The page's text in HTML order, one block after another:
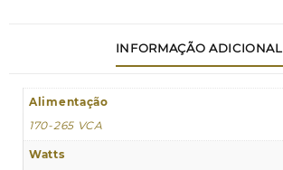
INFORMAÇÃO ADICIONAL
Alimentação
170-265 VCA
Watts